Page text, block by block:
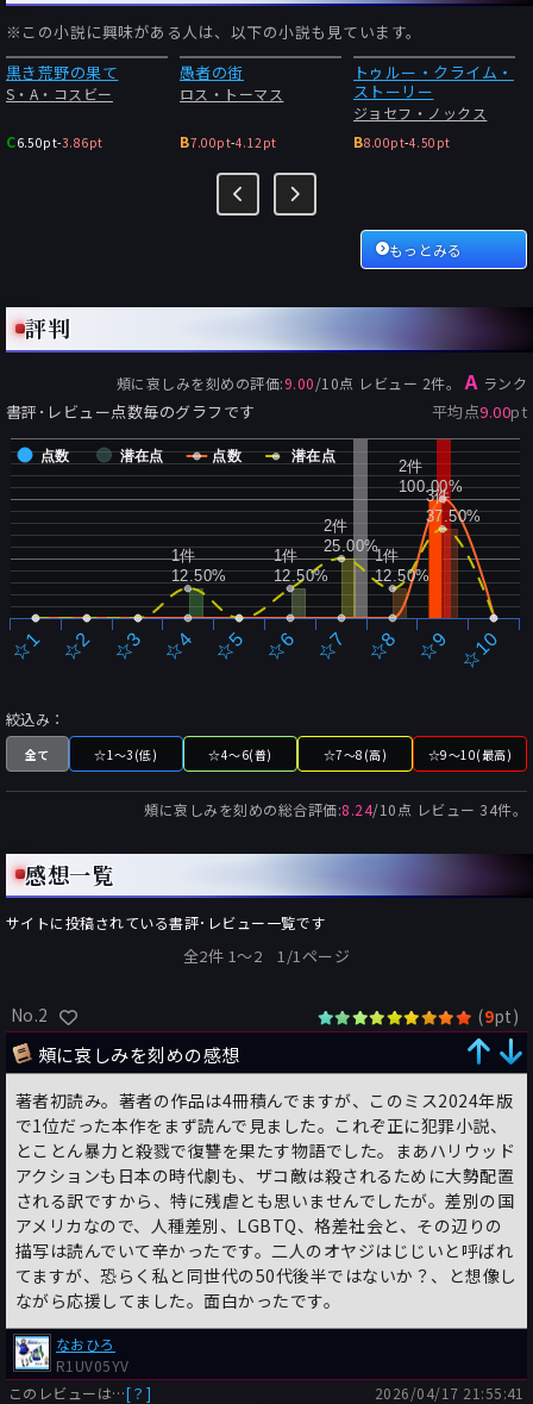
※この小説に興味がある人は、以下の小説も見ています。
黒き荒野の果て
S・A・コスビー
C6.50pt-3.86pt
愚者の街
ロス・トーマス
B7.00pt-4.12pt
トゥルー・クライム・
ストーリー
ジョセフ・ノックス
B8.00pt-4.50pt
もっとみる
評判
頰に哀しみを刻めの評価:9.00/10点 レビュー 2件。 A ランク
書評･レビュー点数毎のグラフです 平均点9.00pt
点数 潜在点 点数 潜在点
☆1 ☆2 ☆3 ☆4 ☆5 ☆6 ☆7 ☆8 ☆9 ☆10
2件
100.00%
1件
12.50%
1件
12.50%
2件
25.00%
1件
12.50%
3件
37.50%
絞込み：
全て ☆1～3(低) ☆4～6(普) ☆7～8(高) ☆9～10(最高)
頰に哀しみを刻めの総合評価:8.24/10点 レビュー 34件。
感想一覧
サイトに投稿されている書評･レビュー一覧です
全2件 1〜2 1/1ページ
No.2 (9pt)
頰に哀しみを刻めの感想
著者初読み。著者の作品は4冊積んでますが、このミス2024年版
で1位だった本作をまず読んで見ました。これぞ正に犯罪小説、
とことん暴力と殺戮で復讐を果たす物語でした。まあハリウッド
アクションも日本の時代劇も、ザコ敵は殺されるために大勢配置
される訳ですから、特に残虐とも思いませんでしたが。差別の国
アメリカなので、人種差別、LGBTQ、格差社会と、その辺りの
描写は読んでいて辛かったです。二人のオヤジはじじいと呼ばれ
てますが、恐らく私と同世代の50代後半ではないか？、と想像し
ながら応援してました。面白かったです。
なおひろ
R1UV05YV
このレビューは…[？] 2026/04/17 21:55:41